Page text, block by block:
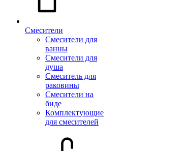
Смесители
Смесители для
ванны
Смесители для
душа
Смеситель для
раковины
Смесители на
биде
Комплектующие
для смесителей